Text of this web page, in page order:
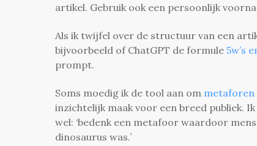
artikel. Gebruik ook een persoonlijk
Als ik twijfel over de structuur van een
bijvoorbeeld of ChatGPT de formule 5w’s
prompt.
Soms moedig ik de tool aan om metaforen
inzichtelijk maak voor een breed publiek.
wel: ‘bedenk een metafoor waardoor
dinosaurus was.’